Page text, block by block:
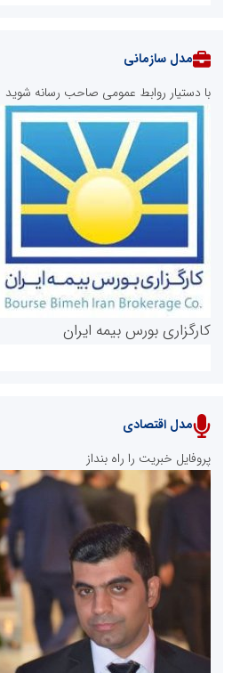
روابط عمومی خبرگزاری گزارش خبر
پایگاه خبری نهضت ملی مسکن
مدل سازمانی
با دستیار روابط عمومی صاحب رسانه شوید
کارگزاری بورس بیمه ایران
سازمان بورس و اوراق بهادار
مرجع اخبار موثق در بازارسرمایه
مدل اقتصادی
پروفایل خبریت را راه بنداز